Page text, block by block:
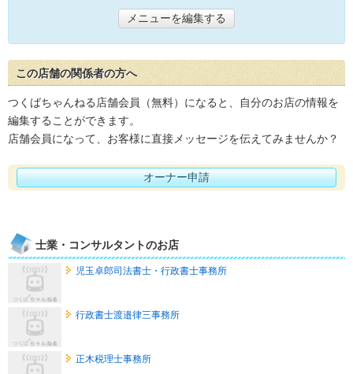
メニューを編集する
この店舗の関係者の方へ
つくばちゃんねる店舗会員（無料）になると、自分のお店の情報を
編集することができます。
店舗会員になって、お客様に直接メッセージを伝えてみませんか？
オーナー申請
士業・コンサルタントのお店
児玉卓郎司法書士・行政書士事務所
行政書士渡邉律三事務所
正木税理士事務所